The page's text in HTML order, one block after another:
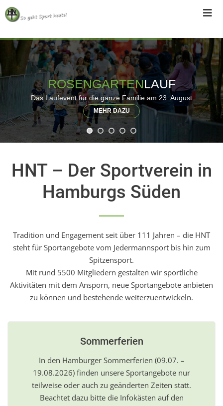
Skip
to
ROSENGARTENLAUF
Das Laufevent für die ganze Familie am 23. August
MEHR DAZU
HNT – Der Sportverein in
Hamburgs Süden
Tradition und Engagement seit über 111 Jahren – die HNT
steht für Sportangebote vom Jedermannsport bis hin zum
Spitzensport.
Mit rund 5500 Mitgliedern gestalten wir sportliche
Aktivitäten mit dem Ansporn, neue Sportangebote anbieten
zu können und bestehende weiterzuentwickeln.
Sommerferien
In den Hamburger Sommerferien (09.07. –
19.08.2026) finden unsere Sportangebote nur
teilweise oder auch zu geänderten Zeiten statt.
Beachtet dazu bitte die Infokästen auf den